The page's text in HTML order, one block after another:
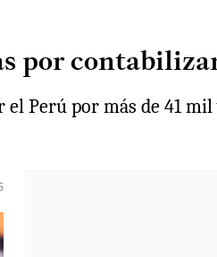
por
Perú por más de 41